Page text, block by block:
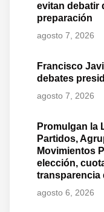
evitan debatir
preparación
agosto 7, 2026
Francisco
debates
agosto 7, 2026
Promulgan la
Partidos,
Movimientos
elección,
transparencia
agosto 6, 2026